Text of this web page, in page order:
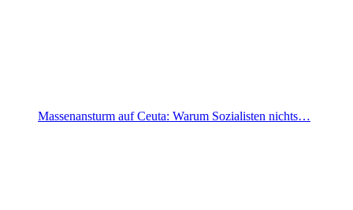
Massenansturm auf Ceuta: Warum Sozialisten nichts…